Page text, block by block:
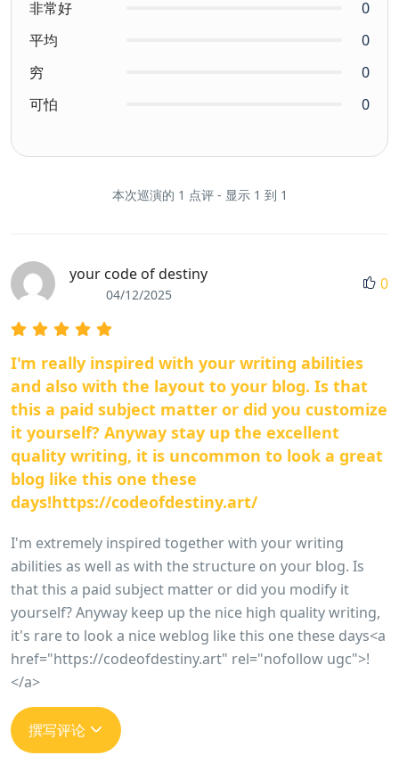
非常好
0
平均
0
穷
0
可怕
0
本次巡演的 1 点评 - 显示 1 到 1
your code of destiny
04/12/2025
0
I'm really inspired with your writing abilities
and also with the layout to your blog. Is that
this a paid subject matter or did you customize
it yourself? Anyway stay up the excellent
quality writing, it is uncommon to look a great
blog like this one these
days!https://codeofdestiny.art/
I'm extremely inspired together with your writing
abilities as well as with the structure on your blog. Is
that this a paid subject matter or did you modify it
yourself? Anyway keep up the nice high quality writing,
it's rare to look a nice weblog like this one these days<a
href="https://codeofdestiny.art" rel="nofollow ugc">!
</a>
撰写评论